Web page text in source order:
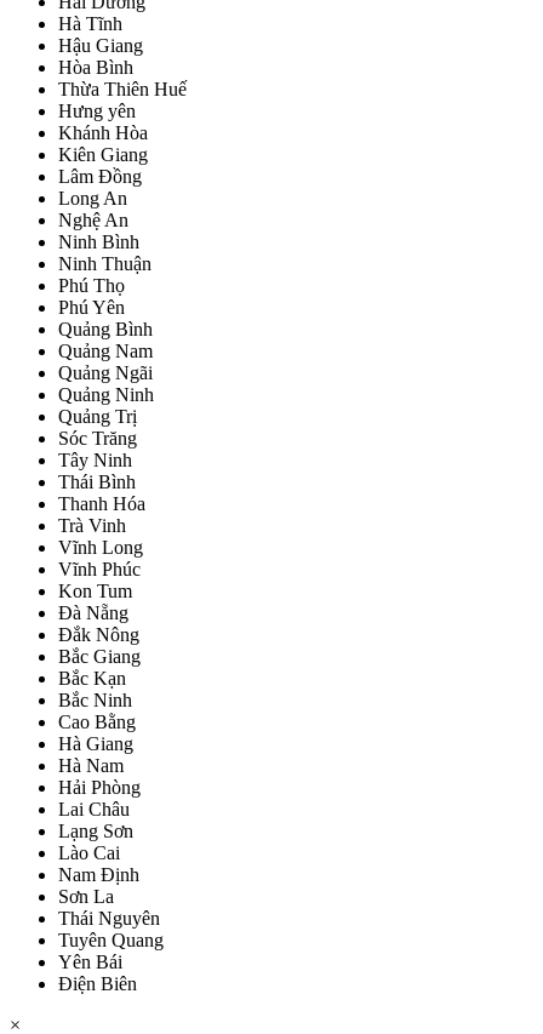
Hà Tĩnh
Hậu Giang
Hòa Bình
Thừa Thiên Huế
Hưng yên
Khánh Hòa
Kiên Giang
Lâm Đồng
Long An
Nghệ An
Ninh Bình
Ninh Thuận
Phú Thọ
Phú Yên
Quảng Bình
Quảng Nam
Quảng Ngãi
Quảng Ninh
Quảng Trị
Sóc Trăng
Tây Ninh
Thái Bình
Thanh Hóa
Trà Vinh
Vĩnh Long
Vĩnh Phúc
Kon Tum
Đà Nẵng
Đắk Nông
Bắc Giang
Bắc Kạn
Bắc Ninh
Cao Bằng
Hà Giang
Hà Nam
Hải Phòng
Lai Châu
Lạng Sơn
Lào Cai
Nam Định
Sơn La
Thái Nguyên
Tuyên Quang
Yên Bái
Điện Biên
×